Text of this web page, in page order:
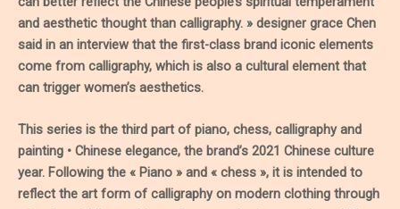
and aesthetic thought than calligraphy. » designer grace Chen
said in an interview that the first-class brand iconic elements
come from calligraphy, which is also a cultural element that
can trigger women’s aesthetics.
This series is the third part of piano, chess, calligraphy and
painting • Chinese elegance, the brand’s 2021 Chinese culture
year. Following the « Piano » and « chess », it is intended to
reflect the art form of calligraphy on modern clothing through